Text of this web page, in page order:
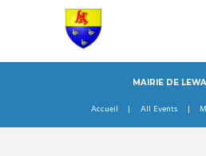
MAIRIE DE
Accueil All Events